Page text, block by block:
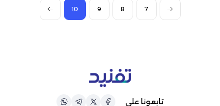
7
8
9
10
تابعونا على